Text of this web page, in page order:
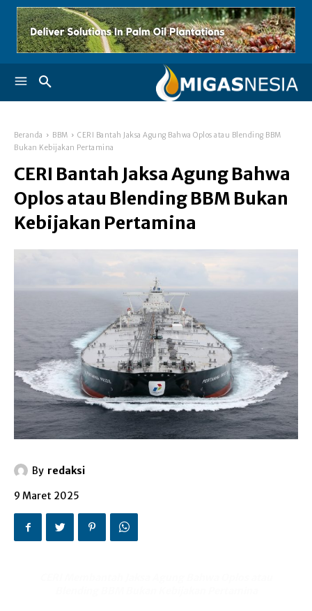
Beranda BBM
CERI Bantah Jaksa Agung Bahwa Oplos atau Blending BBM
Bukan Kebijakan Pertamina
CERI Bantah Jaksa Agung Bahwa
Oplos atau Blending BBM Bukan
Kebijakan Pertamina
By redaksi
9 Maret 2025